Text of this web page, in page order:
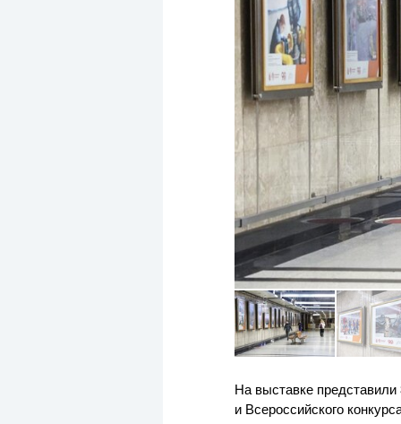
На выставке представили
и Всероссийского